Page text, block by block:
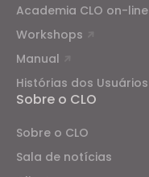
Academia CLO on-line
Workshops
Manual
Histórias dos Usuários
Sobre o CLO
Sobre o CLO
Sala de notícias